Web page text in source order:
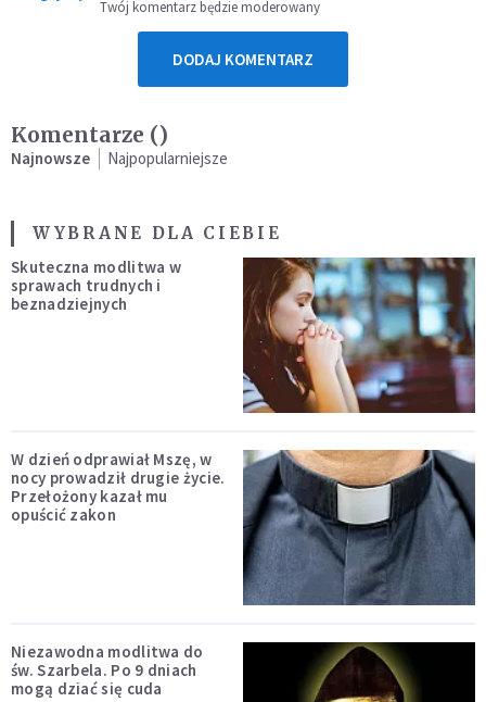
Twój komentarz będzie moderowany
DODAJ KOMENTARZ
Komentarze ()
Najnowsze Najpopularniejsze
WYBRANE DLA CIEBIE
Skuteczna modlitwa w
sprawach trudnych i
beznadziejnych
W dzień odprawiał Mszę, w
nocy prowadził drugie życie.
Przełożony kazał mu
opuścić zakon
Niezawodna modlitwa do
św. Szarbela. Po 9 dniach
mogą dziać się cuda